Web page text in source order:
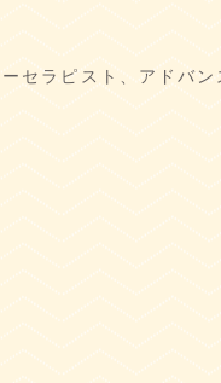
セラピスト、アドバ